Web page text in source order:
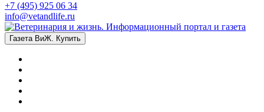
+7 (495) 925 06 34
info@vetandlife.ru
Газета ВиЖ. Купить